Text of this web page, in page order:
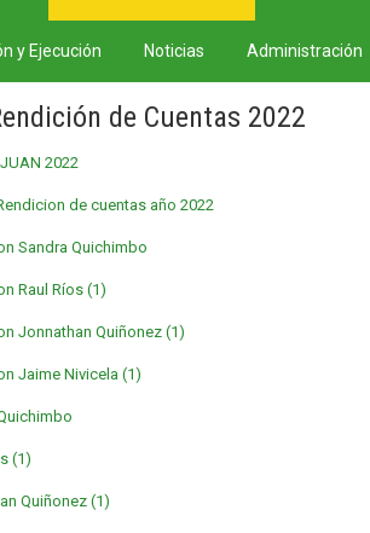
y Ejecución Noticias Administración
de Cuentas 2022
JUAN 2022
de cuentas año 2022
Sandra Quichimbo
Raul Ríos (1)
Jonnathan Quiñonez (1)
Jaime Nivicela (1)
(1)
Quiñonez (1)